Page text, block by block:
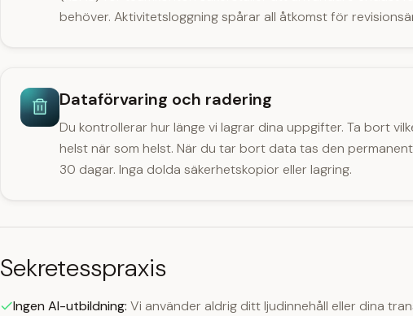
behöver. Aktivitetsloggning spårar all åtkomst för
Dataförvaring och radering
Du kontrollerar hur länge vi lagrar dina uppgifter. Ta bort
helst när som helst. När du tar bort data tas den
30 dagar. Inga dolda säkerhetskopior eller lagring.
Sekretesspraxis
Ingen AI-utbildning: Vi använder aldrig ditt ljudinnehåll eller dina